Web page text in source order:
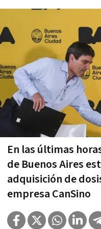
En las últimas
de Buenos Aires
adquisición de
empresa CanSino